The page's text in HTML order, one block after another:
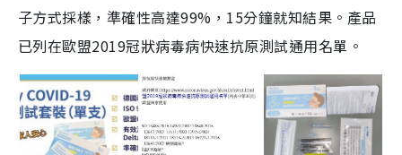
子方式採樣，準確性高達99%，15分鐘就知結果。產品
已列在歐盟2019冠狀病毒病快速抗原測試通用名單。